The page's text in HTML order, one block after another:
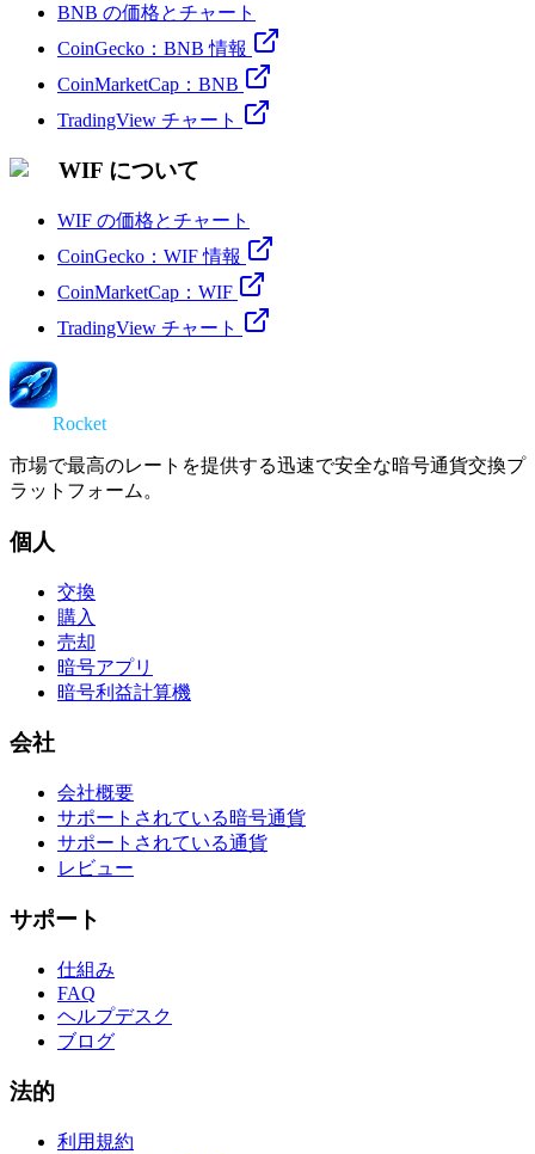
BNB の価格とチャート
CoinGecko：BNB 情報
CoinMarketCap：BNB
TradingView チャート
WIF について
WIF の価格とチャート
CoinGecko：WIF 情報
CoinMarketCap：WIF
TradingView チャート
Rocket
市場で最高のレートを提供する迅速で安全な暗号通貨交換プ
ラットフォーム。
個人
交換
購入
売却
暗号アプリ
暗号利益計算機
会社
会社概要
サポートされている暗号通貨
サポートされている通貨
レビュー
サポート
仕組み
FAQ
ヘルプデスク
ブログ
法的
利用規約